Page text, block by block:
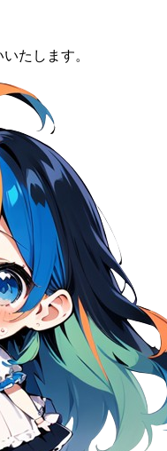
たします。